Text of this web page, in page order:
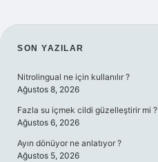
SIDEBAR
SON YAZILAR
Nitrolingual ne için kullanılır ?
Ağustos 8, 2026
Fazla su içmek cildi güzelleştirir mi ?
Ağustos 6, 2026
Ayın dönüyor ne anlatıyor ?
Ağustos 5, 2026